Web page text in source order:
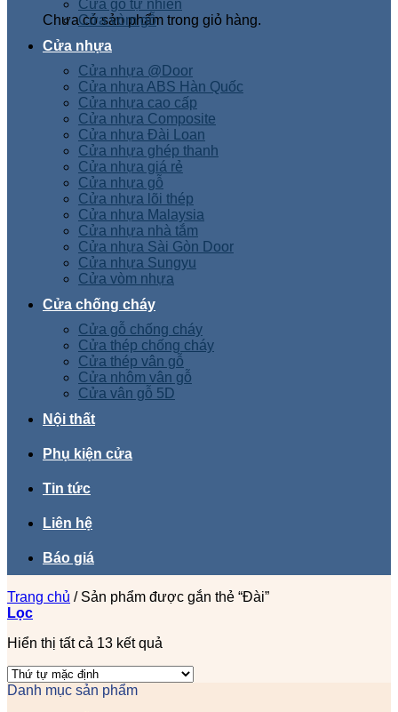
Chưa có sản phẩm trong giỏ hàng.
Cửa gỗ tự nhiên
Cửa vòm gỗ
Cửa nhựa
Cửa nhựa @Door
Cửa nhựa ABS Hàn Quốc
Cửa nhựa cao cấp
Cửa nhựa Composite
Cửa nhựa Đài Loan
Cửa nhựa ghép thanh
Cửa nhựa giá rẻ
Cửa nhựa gỗ
Cửa nhựa lõi thép
Cửa nhựa Malaysia
Cửa nhựa nhà tắm
Cửa nhựa Sài Gòn Door
Cửa nhựa Sungyu
Cửa vòm nhựa
Cửa chống cháy
Cửa gỗ chống cháy
Cửa thép chống cháy
Cửa thép vân gỗ
Cửa nhôm vân gỗ
Cửa vân gỗ 5D
Nội thất
Phụ kiện cửa
Tin tức
Liên hệ
Báo giá
Trang chủ /Sản phẩm được gắn thẻ “Đài”
Lọc
Hiển thị tất cả 13 kết quả
Danh mục sản phẩm